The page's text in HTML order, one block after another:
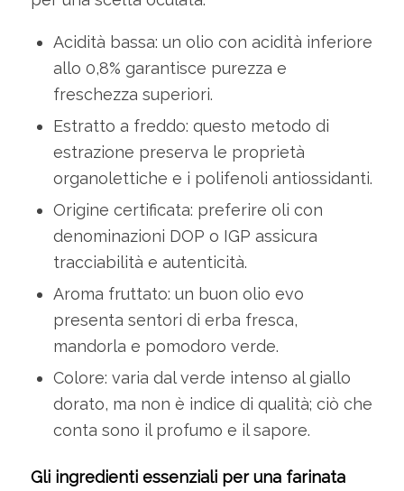
Acidità bassa: un olio con acidità inferiore
allo 0,8% garantisce purezza e
freschezza superiori.
Estratto a freddo: questo metodo di
estrazione preserva le proprietà
organolettiche e i polifenoli antiossidanti.
Origine certificata: preferire oli con
denominazioni DOP o IGP assicura
tracciabilità e autenticità.
Aroma fruttato: un buon olio evo
presenta sentori di erba fresca,
mandorla e pomodoro verde.
Colore: varia dal verde intenso al giallo
dorato, ma non è indice di qualità; ciò che
conta sono il profumo e il sapore.
Gli ingredienti essenziali per una farinata